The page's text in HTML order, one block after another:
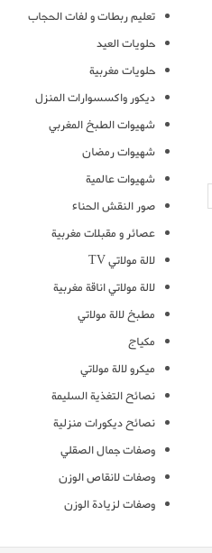
تعليم ربطات و لفات الحجاب
حلويات العيد
حلويات مغربية
ديكور واكسسوارات المنزل
شهيوات الطبخ المغربي
شهيوات رمضان
شهيوات عالمية
صور النقش الحناء
عصائر و مقبلات مغربية
لالة مولاتي TV
لالة مولاتي اناقة مغربية
مطبخ لالة مولاتي
مكياج
ميكرو لالة مولاتي
نصائح التغذية السليمة
نصائح ديكورات منزلية
وصفات جمال الصقلي
وصفات لانقاص الوزن
وصفات لزيادة الوزن